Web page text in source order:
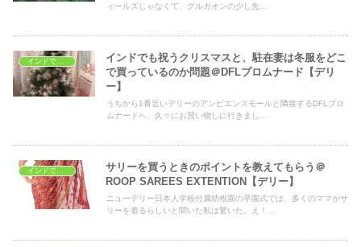
ィールズじゃなくて、グルガオンの少し先...
インドでも祝うクリスマスと、駐在妻は冬服をどこ
で買っているのか問題＠DFLプロムナード【デリ
ー】
うちから1番近いデリーのアンビエンスモールと隣接するDFLプロ
ムナードへ、久々にお買い物しに行きまし...
サリーを買うときのポイントを教えてもらう＠
ROOP SAREES EXTENTION【デリー】
ニューデリー日本人学校付属幼稚園の卒園式では、多くのママがサ
リーを着るらしいと聞いた私は驚いた。え！...